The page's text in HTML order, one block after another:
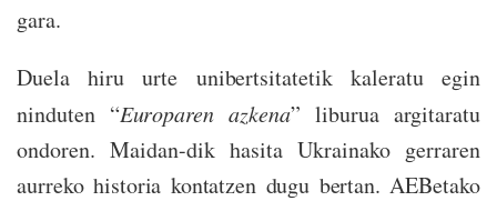
gara.
Duela hiru urte unibertsitatetik kaleratu egin
ninduten “Europaren azkena” liburua argitaratu
ondoren. Maidan-dik hasita Ukrainako gerraren
aurreko historia kontatzen dugu bertan. AEBetako